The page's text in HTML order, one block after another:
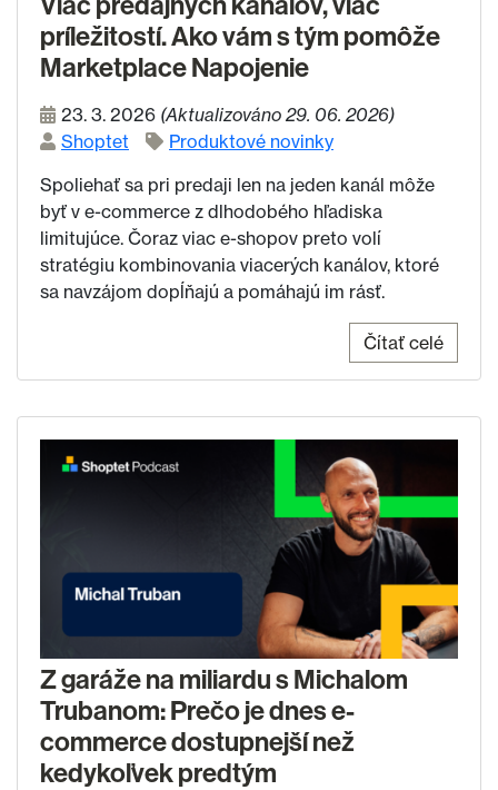
príležitostí. Ako vám s tým pomôže
Marketplace Napojenie
23. 3. 2026 (Aktualizováno 29. 06. 2026)
Shoptet
Produktové novinky
Spoliehať sa pri predaji len na jeden kanál môže
byť v e-commerce z dlhodobého hľadiska
limitujúce. Čoraz viac e-shopov preto volí
stratégiu kombinovania viacerých kanálov, ktoré
sa navzájom dopĺňajú a pomáhajú im rásť.
Čítať celé
Z garáže na miliardu s Michalom
Trubanom: Prečo je dnes e-
commerce dostupnejší než
kedykoľvek predtým